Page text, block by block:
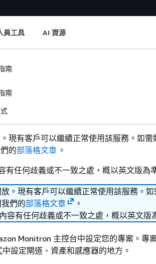
員工具 AI 資源
南
南
現有客戶可以繼續正常使用該服務。如需
的部落格文章 。
任何歧義或不一致之處，概以英文版為
。現有客戶可以繼續正常使用該服務。如
們的部落格文章
。
容有任何歧義或不一致之處，概以英文版
Monitron 主控台中設定您的專案。專
設定閘道、資產和感應器的地方。